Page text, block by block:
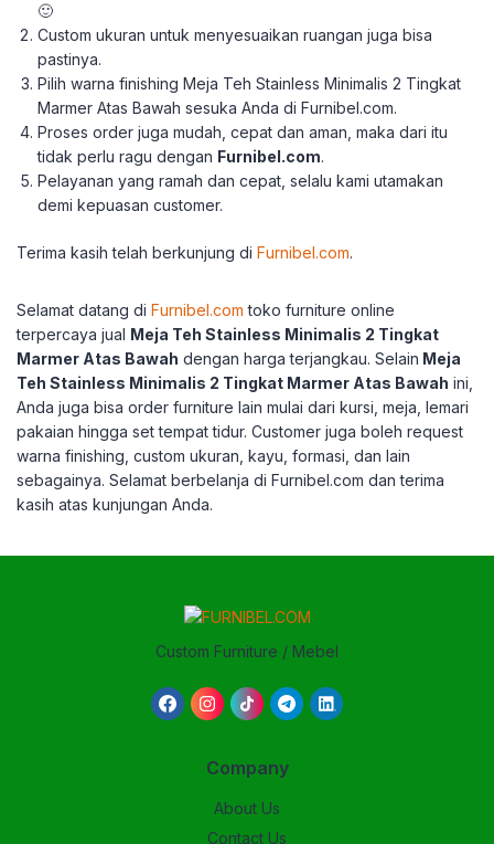
🙂
Custom ukuran untuk menyesuaikan ruangan juga bisa
pastinya.
Pilih warna finishing Meja Teh Stainless Minimalis 2 Tingkat
Marmer Atas Bawah sesuka Anda di Furnibel.com.
Proses order juga mudah, cepat dan aman, maka dari itu
tidak perlu ragu dengan Furnibel.com.
Pelayanan yang ramah dan cepat, selalu kami utamakan
demi kepuasan customer.
Terima kasih telah berkunjung di Furnibel.com.
Selamat datang di Furnibel.com toko furniture online
terpercaya jual Meja Teh Stainless Minimalis 2 Tingkat
Marmer Atas Bawah dengan harga terjangkau. Selain Meja
Teh Stainless Minimalis 2 Tingkat Marmer Atas Bawah ini,
Anda juga bisa order furniture lain mulai dari kursi, meja, lemari
pakaian hingga set tempat tidur. Customer juga boleh request
warna finishing, custom ukuran, kayu, formasi, dan lain
sebagainya. Selamat berbelanja di Furnibel.com dan terima
kasih atas kunjungan Anda.
Custom Furniture / Mebel
Company
About Us
Contact Us